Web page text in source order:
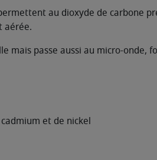
au dioxyde de carbone
aérée.
mais passe aussi au micro-onde,
et de nickel